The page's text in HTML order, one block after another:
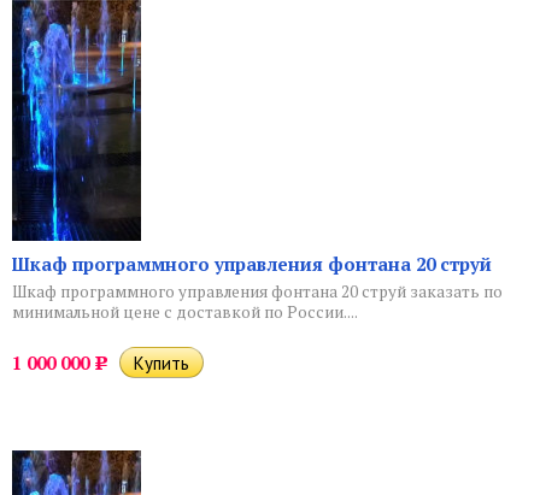
Шкаф программного управления фонтана 20 струй
Шкаф программного управления фонтана 20 струй заказать по
минимальной цене с доставкой по России....
1 000 000 Р